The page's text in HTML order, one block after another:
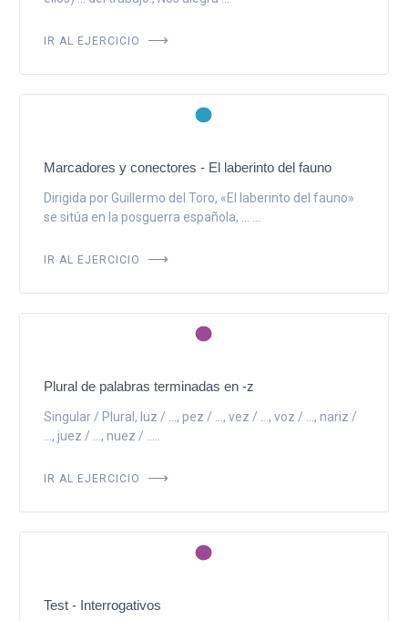
IR AL EJERCICIO
Marcadores y conectores - El laberinto del fauno
Dirigida por Guillermo del Toro, «El laberinto del fauno»
se sitúa en la posguerra española, ... ...
IR AL EJERCICIO
Plural de palabras terminadas en -z
Singular / Plural, luz / ..., pez / ..., vez / ..., voz / ..., nariz /
..., juez / ..., nuez / .....
IR AL EJERCICIO
Test - Interrogativos